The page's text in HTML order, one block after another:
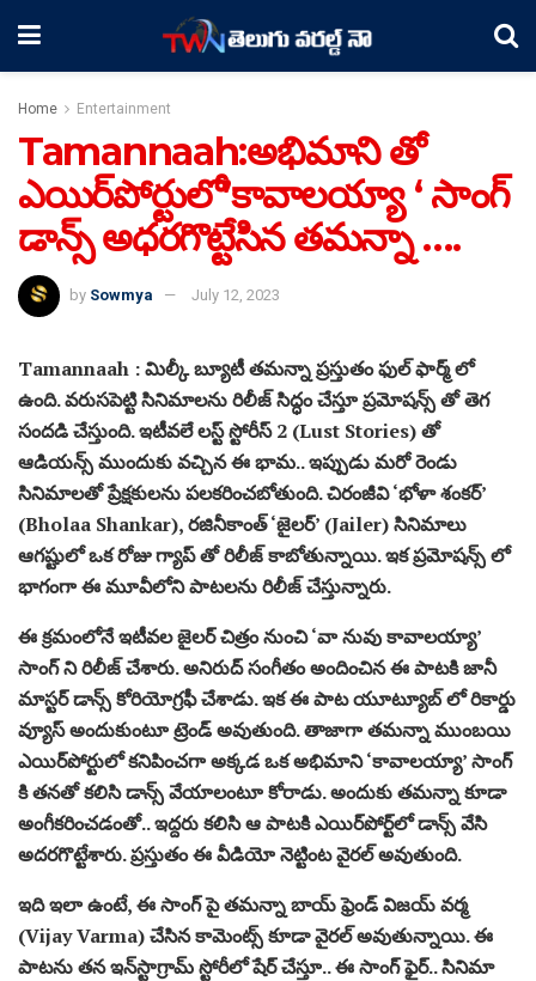
Home Entertainment
Tamannaah:అభిమాని తో
ఎయిర్‌పోర్టులో’కావాలయ్యా ‘ సాంగ్
డాన్స్ అధరగొట్టేసిన తమన్నా ….
by Sowmya July 12, 2023
Tamannaah : మిల్కీ బ్యూటీ తమన్నా ప్రస్తుతం ఫుల్ ఫార్మ్ లో
ఉంది. వరుసపెట్టి సినిమాలను రిలీజ్ సిద్ధం చేస్తూ ప్రమోషన్స్ తో తెగ
సందడి చేస్తుంది. ఇటీవలే లస్ట్ స్టోరీస్ 2 (Lust Stories) తో
ఆడియన్స్ ముందుకు వచ్చిన ఈ భామ.. ఇప్పుడు మరో రెండు
సినిమాలతో ప్రేక్షకులను పలకరించబోతుంది. చిరంజీవి ‘భోళా శంకర్’
(Bholaa Shankar), రజినీకాంత్ ‘జైలర్’ (Jailer) సినిమాలు
ఆగష్టులో ఒక రోజు గ్యాప్ తో రిలీజ్ కాబోతున్నాయి. ఇక ప్రమోషన్స్ లో
భాగంగా ఈ మూవీలోని పాటలను రిలీజ్ చేస్తున్నారు.
ఈ క్రమంలోనే ఇటీవల జైలర్ చిత్రం నుంచి ‘వా నువు కావాలయ్యా’
సాంగ్ ని రిలీజ్ చేశారు. అనిరుద్ సంగీతం అందించిన ఈ పాటకి జానీ
మాస్టర్ డాన్స్ కోరియోగ్రఫీ చేశాడు. ఇక ఈ పాట యూట్యూబ్ లో రికార్డు
వ్యూస్ అందుకుంటూ ట్రెండ్ అవుతుంది. తాజాగా తమన్నా ముంబయి
ఎయిర్‌పోర్టులో కనిపించగా అక్కడ ఒక అభిమాని ‘కావాలయ్యా’ సాంగ్
కి తనతో కలిసి డాన్స్ వేయాలంటూ కోరాడు. అందుకు తమన్నా కూడా
అంగీకరించడంతో.. ఇద్దరు కలిసి ఆ పాటకి ఎయిర్‌పోర్ట్‌లో డాన్స్ వేసి
అదరగొట్టేశారు. ప్రస్తుతం ఈ వీడియో నెట్టింట వైరల్ అవుతుంది.
ఇది ఇలా ఉంటే, ఈ సాంగ్ పై తమన్నా బాయ్ ఫ్రెండ్ విజయ్‌ వర్మ
(Vijay Varma) చేసిన కామెంట్స్ కూడా వైరల్ అవుతున్నాయి. ఈ
పాటను తన ఇన్‌స్టాగ్రామ్ స్టోరీలో షేర్ చేస్తూ.. ఈ సాంగ్ ఫైర్.. సినిమా